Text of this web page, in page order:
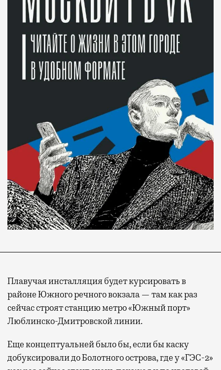
Плавучая инсталляция будет курсировать в
районе Южного речного вокзала — там как раз
сейчас строят станцию метро «Южный порт»
Люблинско-Дмитровской линии.
Еще концептуальней было бы, если бы каску
добуксировали до Болотного острова, где у «ГЭС-2»